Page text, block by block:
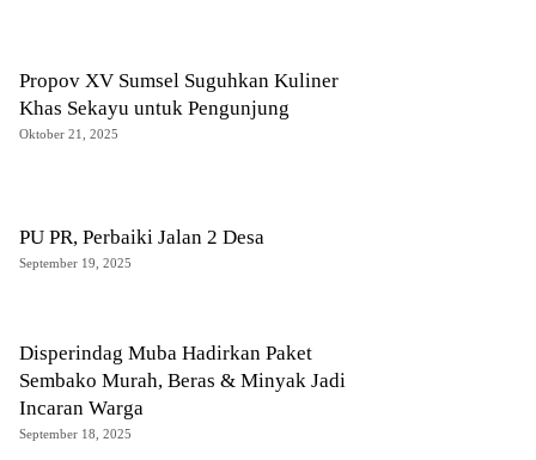
Propov XV Sumsel Suguhkan Kuliner
Khas Sekayu untuk Pengunjung
Oktober 21, 2025
PU PR, Perbaiki Jalan 2 Desa
September 19, 2025
Disperindag Muba Hadirkan Paket
Sembako Murah, Beras & Minyak Jadi
Incaran Warga
September 18, 2025